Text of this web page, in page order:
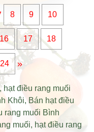
8 9 10
16 17 18
24 »
, hạt điều rang muối
Khôi, Bán hạt điều
rang muối Bình
muối, hạt điều rang